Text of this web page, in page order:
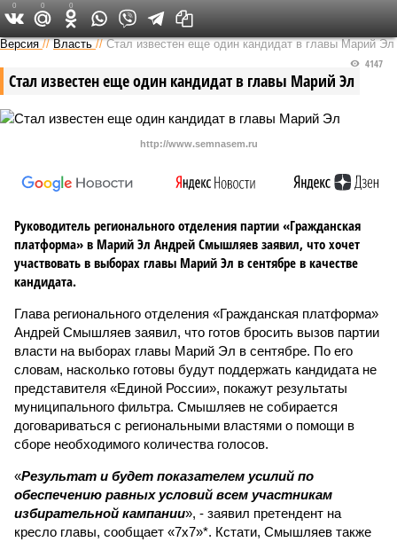
Версия в Чувашии
Версия //Власть //Стал известен еще один кандидат в главы Марий Эл
Стал известен еще один кандидат в главы Марий Эл
4147
http://www.semnasem.ru
Руководитель регионального отделения партии «Гражданская
платформа» в Марий Эл Андрей Смышляев заявил, что хочет
участвовать в выборах главы Марий Эл в сентябре в качестве
кандидата.
Глава регионального отделения «Гражданская платформа»
Андрей Смышляев заявил, что готов бросить вызов партии
власти на выборах главы Марий Эл в сентябре. По его
словам, насколько готовы будут поддержать кандидата не
представителя «Единой России», покажут результаты
муниципального фильтра. Смышляев не собирается
договариваться с региональными властями о помощи в
сборе необходимого количества голосов.
«Результат и будет показателем усилий по
обеспечению равных условий всем участникам
избирательной кампании», - заявил претендент на
кресло главы, сообщает «7х7»*. Кстати, Смышляев также
0 0 0